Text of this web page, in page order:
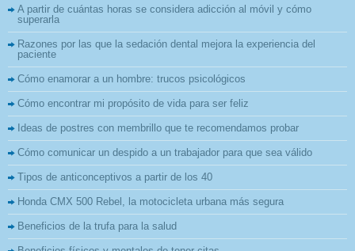
A partir de cuántas horas se considera adicción al móvil y cómo
superarla
Razones por las que la sedación dental mejora la experiencia del
paciente
Cómo enamorar a un hombre: trucos psicológicos
Cómo encontrar mi propósito de vida para ser feliz
Ideas de postres con membrillo que te recomendamos probar
Cómo comunicar un despido a un trabajador para que sea válido
Tipos de anticonceptivos a partir de los 40
Honda CMX 500 Rebel, la motocicleta urbana más segura
Beneficios de la trufa para la salud